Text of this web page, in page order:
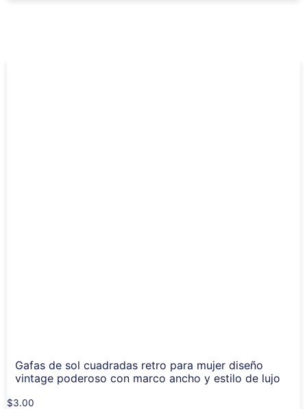
Gafas de sol cuadradas retro para mujer diseño
vintage poderoso con marco ancho y estilo de lujo
$3.00